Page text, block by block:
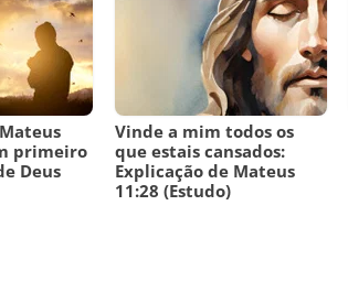
primeiro
Deus
Vinde a mim todos os
que estais cansados:
Explicação de Mateus
11:28 (Estudo)